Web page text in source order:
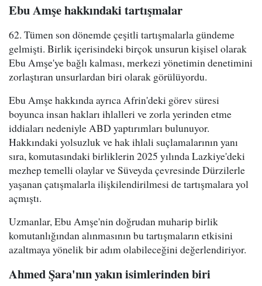
Ebu Amşe hakkındaki tartışmalar
62. Tümen son dönemde çeşitli tartışmalarla gündeme
gelmişti. Birlik içerisindeki birçok unsurun kişisel olarak
Ebu Amşe'ye bağlı kalması, merkezi yönetimin denetimini
zorlaştıran unsurlardan biri olarak görülüyordu.
Ebu Amşe hakkında ayrıca Afrin'deki görev süresi
boyunca insan hakları ihlalleri ve zorla yerinden etme
iddiaları nedeniyle ABD yaptırımları bulunuyor.
Hakkındaki yolsuzluk ve hak ihlali suçlamalarının yanı
sıra, komutasındaki birliklerin 2025 yılında Lazkiye'deki
mezhep temelli olaylar ve Süveyda çevresinde Dürzilerle
yaşanan çatışmalarla ilişkilendirilmesi de tartışmalara yol
açmıştı.
Uzmanlar, Ebu Amşe'nin doğrudan muharip birlik
komutanlığından alınmasının bu tartışmaların etkisini
azaltmaya yönelik bir adım olabileceğini değerlendiriyor.
Ahmed Şara'nın yakın isimlerinden biri